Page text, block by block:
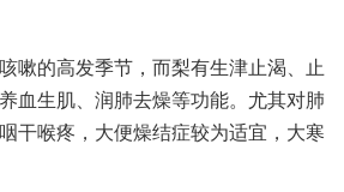
嗽的高发季节，而梨有生津止渴、止
血生肌、润肺去燥等功能。尤其对肺
干喉疼，大便燥结症较为适宜，大寒